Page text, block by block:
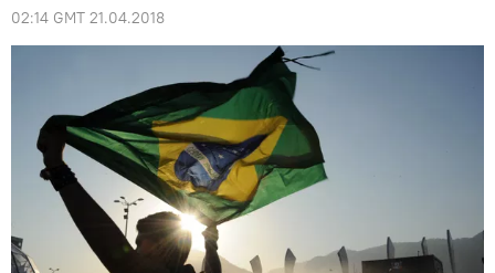
02:14 GMT 21.04.2018